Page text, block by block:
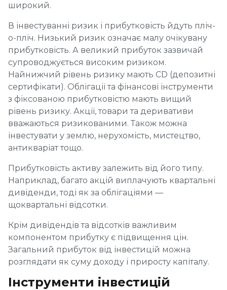
широкий.
В інвестуванні ризик і прибутковість йдуть пліч-
о-пліч. Низький ризик означає малу очікувану
прибутковість. А великий прибуток зазвичай
супроводжується високим ризиком.
Найнижчий рівень ризику мають CD (депозитні
сертифікати). Облігації та фінансові інструменти
з фіксованою прибутковістю мають вищий
рівень ризику. Акції, товари та деривативи
вважаються ризикованими. Також можна
інвестувати у землю, нерухомість, мистецтво,
антикваріат тощо.
Прибутковість активу залежить від його типу.
Наприклад, багато акцій виплачують квартальні
дивіденди, тоді як за облігаціями —
щоквартальні відсотки.
Крім дивідендів та відсотків важливим
компонентом прибутку є підвищення цін.
Загальний прибуток від інвестицій можна
розглядати як суму доходу і приросту капіталу.
Інструменти інвестицій